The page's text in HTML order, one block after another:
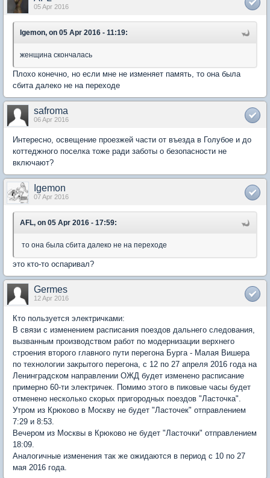
05 Apr 2016
Igemon, on 05 Apr 2016 - 11:19:
женщина скончалась
Плохо конечно, но если мне не изменяет память, то она была
сбита далеко не на переходе
safroma
06 Apr 2016
Интересно, освещение проезжей части от въезда в Голубое и до
коттеджного поселка тоже ради заботы о безопасности не
включают?
Igemon
07 Apr 2016
AFL, on 05 Apr 2016 - 17:59:
то она была сбита далеко не на переходе
это кто-то оспаривал?
Germes
12 Apr 2016
Кто пользуется электричками:
В связи с изменением расписания поездов дальнего следования,
вызванным производством работ по модернизации верхнего
строения второго главного пути перегона Бурга - Малая Вишера
по технологии закрытого перегона, с 12 по 27 апреля 2016 года на
Ленинградском направлении ОЖД будет изменено расписание
примерно 60-ти электричек. Помимо этого в пиковые часы будет
отменено несколько скорых пригородных поездов "Ласточка".
Утром из Крюково в Москву не будет "Ласточек" отправлением
7:29 и 8:53.
Вечером из Москвы в Крюково не будет "Ласточки" отправлением
18:09.
Аналогичные изменения так же ожидаются в период с 10 по 27
мая 2016 года.